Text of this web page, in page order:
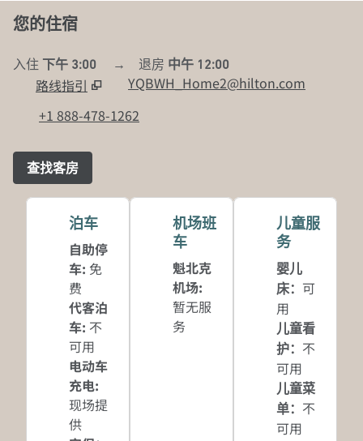
您的住宿
入住 下午 3:00 → 退房 中午 12:00
路线指引
在新标签页中打开
YQBWH_Home2@hilton.com
+1 888-478-1262
查找客房
泊车
自助停
车: 免
费
代客泊
车: 不
可用
电动车
充电:
现场提
供
机场班
车
魁北克
机场:
暂无服
务
儿童服
务
婴儿
床： 可
用
儿童看
护： 不
可用
儿童菜
单： 不
可用